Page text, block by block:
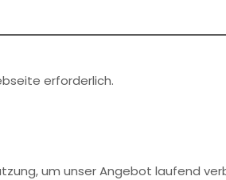
erforderlich.
um unser Angebot laufend